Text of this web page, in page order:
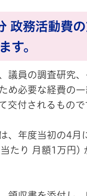
政務活動費
す。
議員の調査研究
め必要な経費の一
交付されるもので
、年度当初の4月
たり 月額1万円)